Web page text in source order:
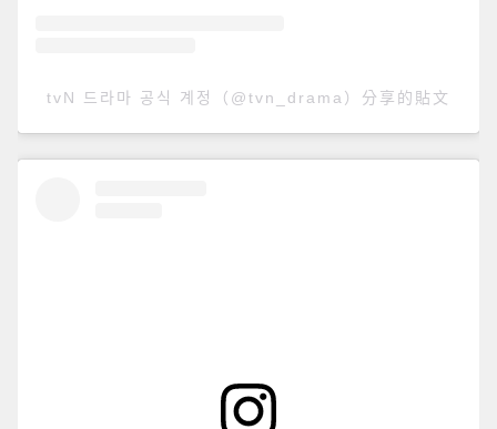
tvN 드라마 공식 계정（@tvn_drama）分享的貼文